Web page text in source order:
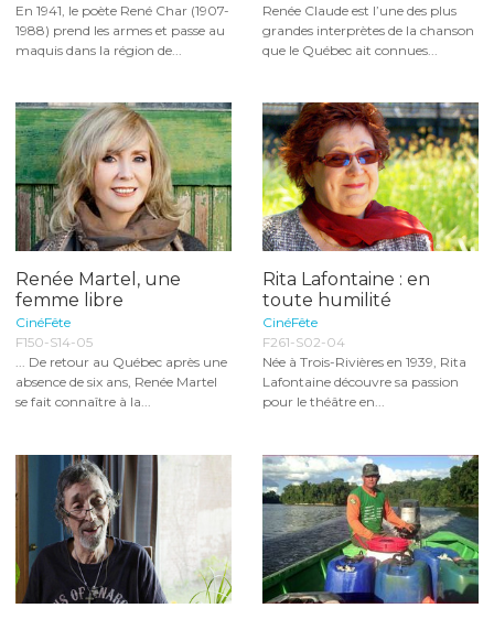
En 1941, le poète René Char (1907-
1988) prend les armes et passe au
maquis dans la région de...
Renée Claude est l’une des plus
grandes interprètes de la chanson
que le Québec ait connues...
Renée Martel, une
femme libre
CinéFête
F150-S14-05
... De retour au Québec après une
absence de six ans, Renée Martel
se fait connaître à la...
Rita Lafontaine : en
toute humilité
CinéFête
F261-S02-04
Née à Trois-Rivières en 1939, Rita
Lafontaine découvre sa passion
pour le théâtre en...